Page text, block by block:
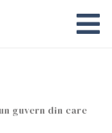
guvern din care